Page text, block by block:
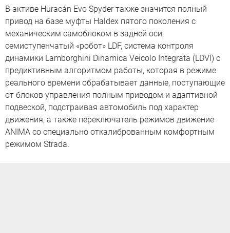
В активе Huracán Evo Spyder также значится полный
привод на базе муфты Haldex пятого поколения с
механическим самоблоком в задней оси,
семиступенчатый «робот» LDF, система контроля
динамики Lamborghini Dinamica Veicolo Integrata (LDVI) с
предиктивным алгоритмом работы, которая в режиме
реального времени обрабатывает данные, поступающие
от блоков управления полным приводом и адаптивной
подвеской, подстраивая автомобиль под характер
движения, а также переключатель режимов движение
ANIMA со специально откалиброванным комфортным
режимом Strada.